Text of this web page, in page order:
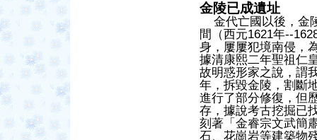
金陵已成遺址
金代亡國以後，金
間（西元1621年--
身 ， 屢屢犯境南侵，
據清康熙二年聖祖仁
故明惑形家之說，謂
年，拆毀金陵，割斷
進行了部分修復，但
存，據說考古挖掘已
刻著「金睿宗文武簡
石、花崗岩等建築物